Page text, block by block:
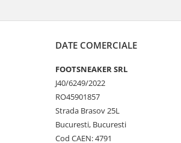
DATE COMERCIALE
FOOTSNEAKER SRL
J40/6249/2022
RO45901857
Strada Brasov 25L
Bucuresti, Bucuresti
Cod CAEN: 4791